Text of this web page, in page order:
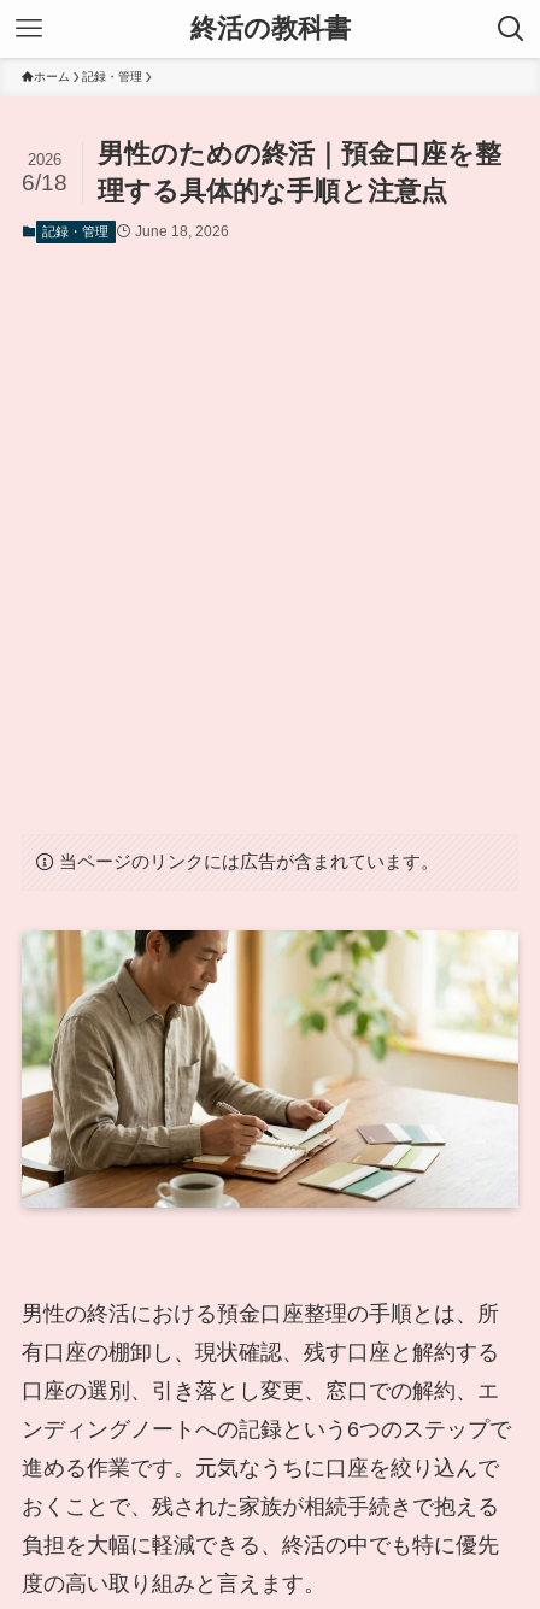
終活の教科書
ホーム 記録・管理
男性のための終活｜預金口座を整
理する具体的な手順と注意点
2026
6/18
記録・管理 June 18, 2026
当ページのリンクには広告が含まれています。
男性の終活における預金口座整理の手順とは、所
有口座の棚卸し、現状確認、残す口座と解約する
口座の選別、引き落とし変更、窓口での解約、エ
ンディングノートへの記録という6つのステップで
進める作業です。元気なうちに口座を絞り込んで
おくことで、残された家族が相続手続きで抱える
負担を大幅に軽減できる、終活の中でも特に優先
度の高い取り組みと言えます。